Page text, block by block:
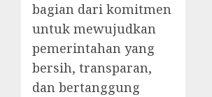
bagian dari komitmen
untuk mewujudkan
pemerintahan yang
bersih, transparan,
dan bertanggung